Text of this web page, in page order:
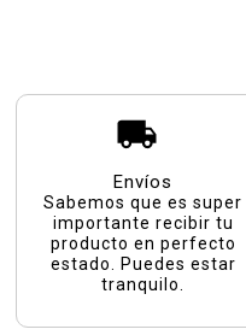
Envíos
Sabemos que es super
importante recibir tu
producto en perfecto
estado. Puedes estar
tranquilo.